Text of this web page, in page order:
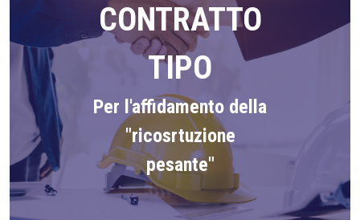
CONTRATTO
TIPO
Per l'affidamento della
"ricosrtuzione
pesante"